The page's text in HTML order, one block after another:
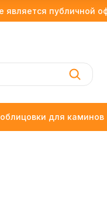
публичной
для каминов